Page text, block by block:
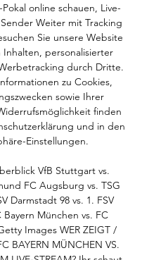
Pokal online schauen, Live-
Weiter mit Tracking
Sie unsere Website
personalisierter
durch Dritte.
zu Cookies,
sowie Ihrer
finden
und in den
Einstellungen.
VfB Stuttgart vs.
FC Augsburg vs. TSG
Darmstadt 98 vs. 1. FSV
Bayern München vs. FC
Images WER ZEIGT /
BAYERN MÜNCHEN VS.